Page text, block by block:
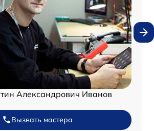
Александрович Иванов
Вызвать мастера